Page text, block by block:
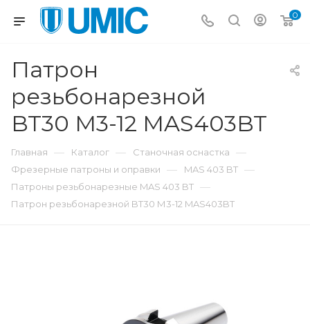
0
Патрон
резьбонарезной
BT30 М3-12 MAS403BT
Главная — Каталог — Станочная оснастка —
Фрезерные патроны и оправки — MAS 403 BT —
Патроны резьбонарезные MAS 403 BT —
Патрон резьбонарезной BT30 М3-12 MAS403BT